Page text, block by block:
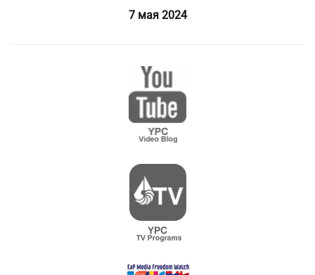
7 мая 2024